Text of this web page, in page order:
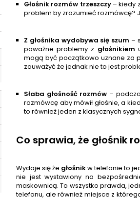
Głośnik rozmów trzeszczy– kiedy
problem by zrozumieć rozmówcę?
Z głośnika wydobywa się szum –
poważne problemy z głośnikiem
mogą być początkowo uznane za
zauważyć że jednak nie to jest
Słaba głośność rozmów –
rozmówcę aby mówił głośnie, a
to również jeden z klasycznych
Co sprawia, że głośnik
Wydaje się że głośnikw telefonie to
nie jest wystawiony na
maskownicą. To wszystko prawda,
telefonu, ale również miejsce z